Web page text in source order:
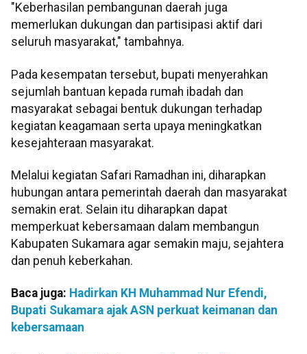
"Keberhasilan pembangunan daerah juga
memerlukan dukungan dan partisipasi aktif dari
seluruh masyarakat," tambahnya.
Pada kesempatan tersebut, bupati menyerahkan
sejumlah bantuan kepada rumah ibadah dan
masyarakat sebagai bentuk dukungan terhadap
kegiatan keagamaan serta upaya meningkatkan
kesejahteraan masyarakat.
Melalui kegiatan Safari Ramadhan ini, diharapkan
hubungan antara pemerintah daerah dan masyarakat
semakin erat. Selain itu diharapkan dapat
memperkuat kebersamaan dalam membangun
Kabupaten Sukamara agar semakin maju, sejahtera
dan penuh keberkahan.
Baca juga: Hadirkan KH Muhammad Nur Efendi,
Bupati Sukamara ajak ASN perkuat keimanan dan
kebersamaan